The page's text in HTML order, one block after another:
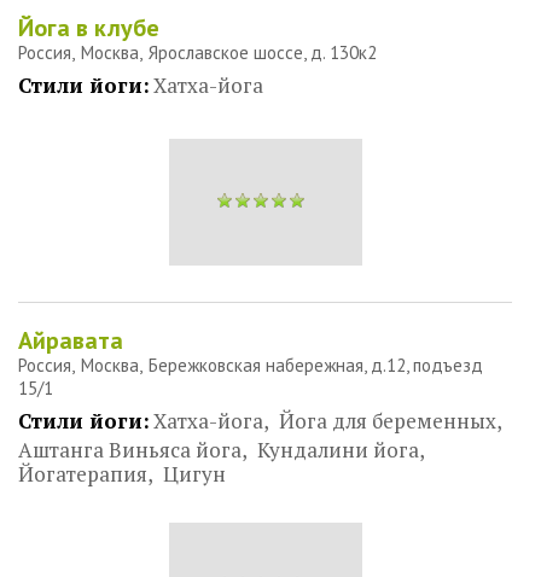
Йога в клубе
Россия Москва Ярославское шоссе, д. 130к2
Стили йоги:Хатха-йога
Айравата
Россия Москва Бережковская набережная, д.12, подъезд
15/1
Стили йоги:Хатха-йога Йога для беременных
Аштанга Виньяса йога Кундалини йога
Йогатерапия
Цигун